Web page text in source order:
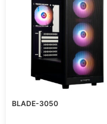
BLADE-3050